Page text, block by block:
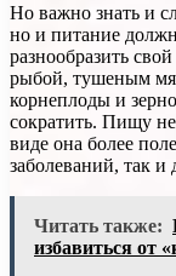
Но важно знать и
но и питание
разнообразить
рыбой, тушеным
корнеплоды и
сократить. Пищу
виде она более
заболеваний, так и
Читать также:
избавиться от